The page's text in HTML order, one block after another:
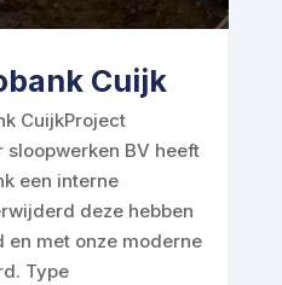
Cuijk
CuijkProject
BV heeft
een interne
deze hebben
en met onze moderne
Type